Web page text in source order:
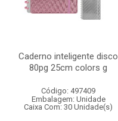
Caderno inteligente disco
80pg 25cm colors g
Código: 497409
Embalagem: Unidade
Caixa Com: 30 Unidade(s)